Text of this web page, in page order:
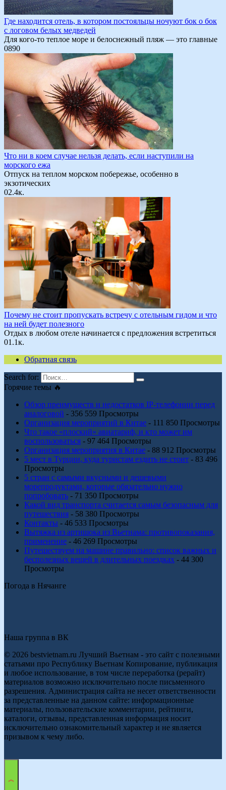
Где находится отель, в котором постояльцы ночуют бок о бок
с логовом белых медведей
Для кого-то теплое море и белоснежный пляж — это главные
0890
Что ни в коем случае нельзя делать, если наступили на
морского ежа
Отпуск на теплом морском побережье, особенно в
экзотических
02.4к.
Почему не стоит пропускать встречу с отельным гидом и что
на ней будет полезного
Отдых в любом отеле начинается с предложения встретиться
01.1к.
Обратная связь
Search for:
Горячие темы 🔥
Обзор преимуществ и недостатков IP-телефонии перед
аналоговой - 356 559 Просмотры
Организация мероприятий в Китае - 111 850 Просмотры
Что такое «плоский» авиатариф, и кто может им
воспользоваться - 97 464 Просмотры
Организация мероприятия в Китае - 88 912 Просмотры
5 мест в Турции, куда туристам ездить не стоит - 83 496
Просмотры
5 стран с самыми вкусными и дешевыми
морепродуктами, которые обязательно нужно
попробовать - 71 350 Просмотры
Какой вид транспорта считается самым безопасным для
путешествия - 58 380 Просмотры
Контакты - 46 533 Просмотры
Вытяжка из артишока из Вьетнама: противопоказания,
применение - 46 269 Просмотры
Путешествуем на машине правильно: список важных и
бесполезных вещей в длительных поездках - 44 300
Просмотры
Погода в Нячанге
Наша группа в ВК
© 2026 bestvietnam.ru Лучший Вьетнам - это сайт с полезными
статьями про Республику Вьетнам Копирование, публикация
и любое использование, в том числе переработка (рерайт)
материалов возможно исключительно после письменного
разрешения. Администрация сайта не несет ответственности
за представленные на данном сайте: информационные
материалы, пользовательские комментарии, рейтинги,
каталоги, отзывы, представленная информация носит
исключительно ознакомительный характер и не является
призывом к чему либо.